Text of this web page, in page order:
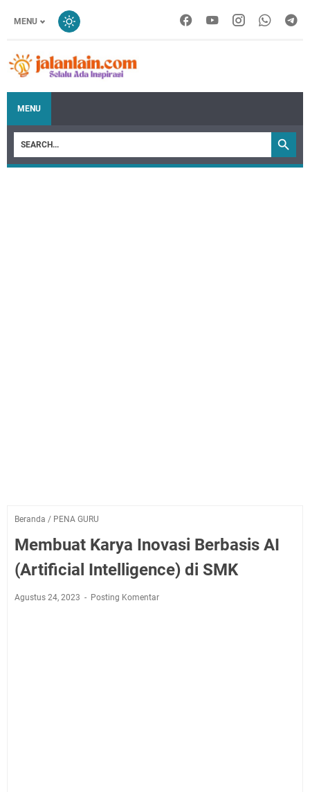
MENU
MENU
Beranda / PENA GURU
Membuat Karya Inovasi Berbasis AI
(Artificial Intelligence) di SMK
Agustus 24, 2023 Posting Komentar